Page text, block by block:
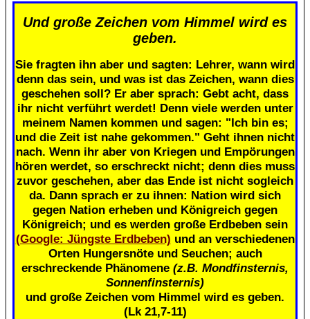
Und große Zeichen vom Himmel wird es
geben.
Sie fragten ihn aber und sagten: Lehrer, wann wird
denn das sein, und was ist das Zeichen, wann dies
geschehen soll? Er aber sprach: Gebt acht, dass
ihr nicht verführt werdet! Denn viele werden unter
meinem Namen kommen und sagen: "Ich bin es;
und die Zeit ist nahe gekommen." Geht ihnen nicht
nach. Wenn ihr aber von Kriegen und Empörungen
hören werdet, so erschreckt nicht; denn dies muss
zuvor geschehen, aber das Ende ist nicht sogleich
da. Dann sprach er zu ihnen: Nation wird sich
gegen Nation erheben und Königreich gegen
Königreich; und es werden große Erdbeben sein
(Google: Jüngste Erdbeben) und an verschiedenen
Orten Hungersnöte und Seuchen; auch
erschreckende Phänomene (z.B. Mondfinsternis,
Sonnenfinsternis)
und große Zeichen vom Himmel wird es geben.
(Lk 21,7-11)